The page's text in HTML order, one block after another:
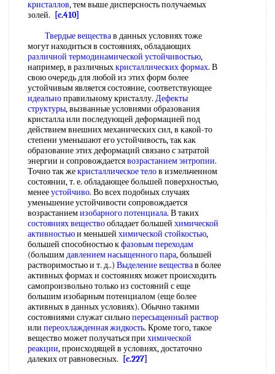
кристаллов, тем выше дисперсность получаемых
золей.
[c.410]
Твердые веществав данных условиях тоже
могут находиться в состояниях, обладающих
различной термодинамической устойчивостью,
например, в различныхкристаллических формах. В
свою очередь для любой из этих форм более
устойчивым является состояние, соответствующее
идеальноправильному кристаллу. Дефекты
структуры, вызванные условиями образования
кристалла или последующей деформацией под
действием внешних механических сил, в какой-то
степени уменьшают его устойчивость, так как
образование этих деформаций связано с затратой
энергии и сопровождаетсявозрастанием энтропии.
Точно так жекристаллическое телов измельченном
состоянии, т. е. обладающее большей поверхностью,
менееустойчиво. Во всех подобных случаях
уменьшение устойчивости сопровождается
возрастаниемизобарного потенциала. В таких
состояниях веществообладает большей химической
активностьюи меньшей химической стойкостью,
большей способностью кфазовым переходам
(большимдавлением насыщенного пара, большей
растворимостью и т. д..) Выделение веществав более
активных формах и состояниях может происходить
самопроизвольно только из состояний с еще
большим изобарным потенциалом (еще более
активных в данных условиях). Обычно такими
состояниями служат сильнопересыщенный раствор
или переохлажденная жидкость. Кроме того, такое
вещество может получаться при химической
реакции, происходящей в условиях, достаточно
далеких от равновесных.
[c.227]